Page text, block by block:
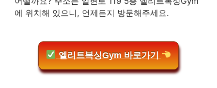
에 위치해 있으니, 언제든지 방문해주세요.
엘리트복싱Gym 바로가기